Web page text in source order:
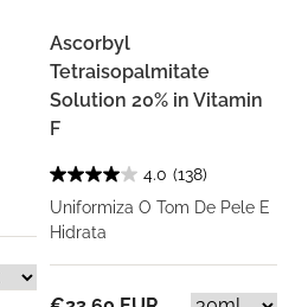
Ascorbyl
Tetraisopalmitate
Solution 20% in Vitamin
F
4.0 (138)
Uniformiza O Tom De Pele E
Hidrata